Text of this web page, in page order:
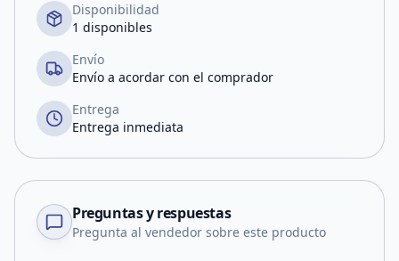
Disponibilidad
1 disponibles
Envío
Envío a acordar con el comprador
Entrega
Entrega inmediata
Preguntas y respuestas
Pregunta al vendedor sobre este producto